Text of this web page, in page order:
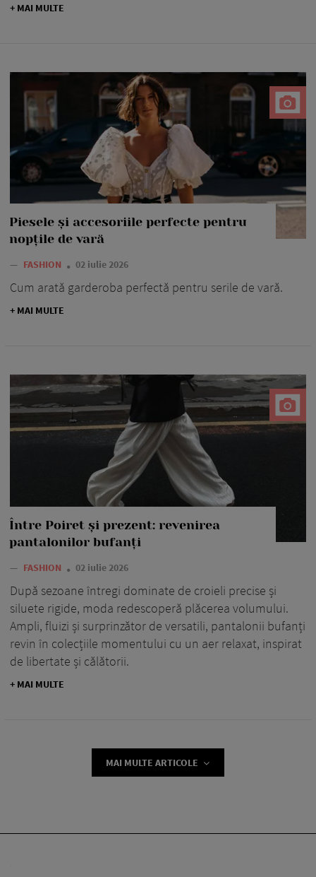
+ MAI MULTE
Piesele și accesoriile perfecte pentru
nopțile de vară
— FASHION 02 iulie 2026
Cum arată garderoba perfectă pentru serile de vară.
+ MAI MULTE
Între Poiret și prezent: revenirea
pantalonilor bufanți
— FASHION 02 iulie 2026
După sezoane întregi dominate de croieli precise și
siluete rigide, moda redescoperă plăcerea volumului.
Ampli, fluizi și surprinzător de versatili, pantalonii bufanți
revin în colecțiile momentului cu un aer relaxat, inspirat
de libertate și călătorii.
+ MAI MULTE
MAI MULTE ARTICOLE